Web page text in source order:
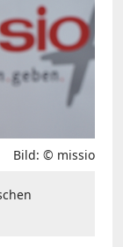
Bild: © missio